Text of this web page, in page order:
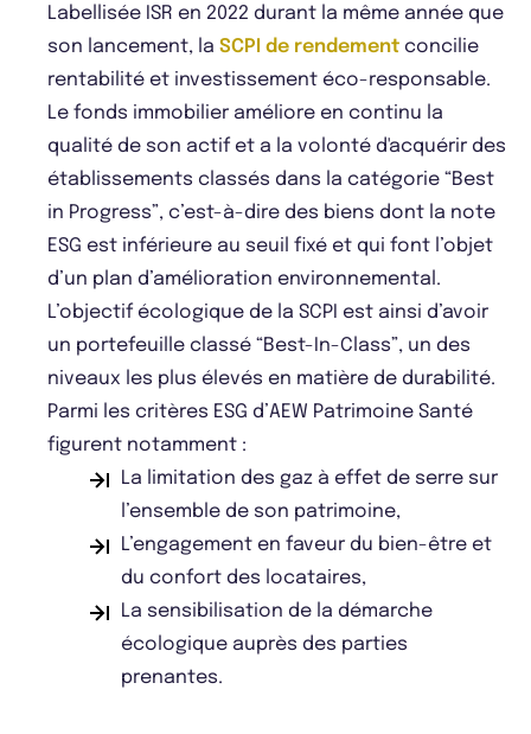
Labellisée ISR en 2022 durant la même année que
son lancement, la SCPI de rendement concilie
rentabilité et investissement éco-responsable.
Le fonds immobilier améliore en continu la
qualité de son actif et a la volonté d'acquérir des
établissements classés dans la catégorie “Best
in Progress”, c’est-à-dire des biens dont la note
ESG est inférieure au seuil fixé et qui font l’objet
d’un plan d’amélioration environnemental.
L’objectif écologique de la SCPI est ainsi d’avoir
un portefeuille classé “Best-In-Class”, un des
niveaux les plus élevés en matière de durabilité.
Parmi les critères ESG d’AEW Patrimoine Santé
figurent notamment :
La limitation des gaz à effet de serre sur
l’ensemble de son patrimoine,
L’engagement en faveur du bien-être et
du confort des locataires,
La sensibilisation de la démarche
écologique auprès des parties
prenantes.